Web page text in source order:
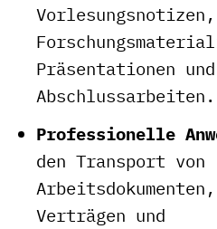
Vorlesungsnotizen,
Präsentationen und
Abschlussarbeiten.
Professionelle
den Transport von
Verträgen und